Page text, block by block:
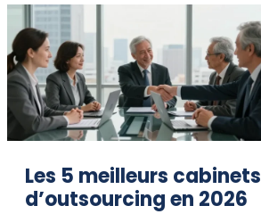
Les 5 meilleurs cabinets
d’outsourcing en 2026